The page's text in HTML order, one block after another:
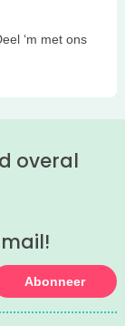
‘m met ons
overal
Pinterest
Abonneer